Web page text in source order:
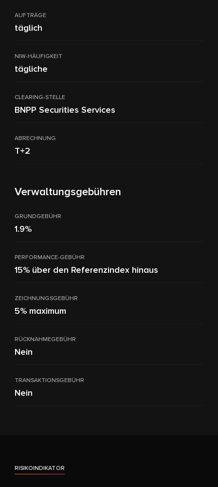
AUFTRÄGE
täglich
NIW-HÄUFIGKEIT
tägliche
CLEARING-STELLE
BNPP Securities Services
ABRECHNUNG
T+2
Verwaltungsgebühren
GRUNDGEBÜHR
1.9%
PERFORMANCE-GEBÜHR
15% über den Referenzindex hinaus
ZEICHNUNGSGEBÜHR
5% maximum
RÜCKNAHMEGEBÜHR
Nein
TRANSAKTIONSGEBÜHR
Nein
RISIKOINDIKATOR